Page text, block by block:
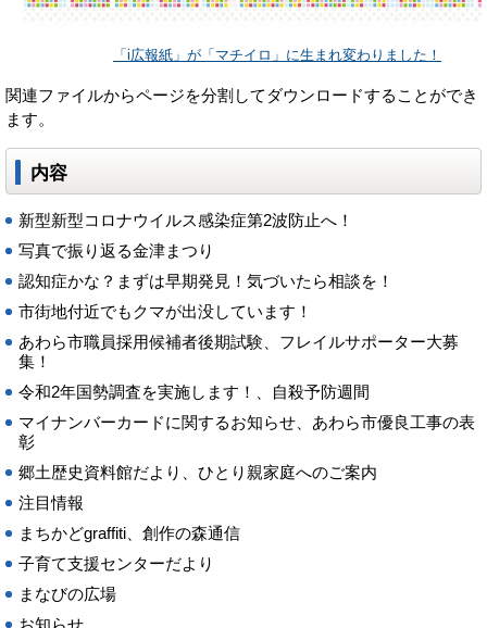
「i広報紙」が「マチイロ」に生まれ変わりました！
関連ファイルからページを分割してダウンロードすることができ
ます。
内容
新型新型コロナウイルス感染症第2波防止へ！
写真で振り返る金津まつり
認知症かな？まずは早期発見！気づいたら相談を！
市街地付近でもクマが出没しています！
あわら市職員採用候補者後期試験、フレイルサポーター大募
集！
令和2年国勢調査を実施します！、自殺予防週間
マイナンバーカードに関するお知らせ、あわら市優良工事の表
彰
郷土歴史資料館だより、ひとり親家庭へのご案内
注目情報
まちかどgraffiti、創作の森通信
子育て支援センターだより
まなびの広場
お知らせ